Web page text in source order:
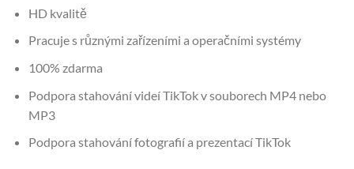
HD kvalitě
Pracuje s různými zařízeními a operačními systémy
100% zdarma
Podpora stahování videí TikTok v souborech MP4 nebo
MP3
Podpora stahování fotografií a prezentací TikTok